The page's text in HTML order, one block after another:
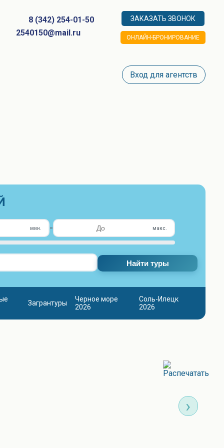
8 (342) 254-01-50
2540150@mail.ru
ЗАКАЗАТЬ ЗВОНОК
ОНЛАЙН-БРОНИРОВАНИЕ
Вход для агентств
мин. - макс.
Найти туры
Загрантуры
Черное море
2026
Соль-Илецк
2026
›